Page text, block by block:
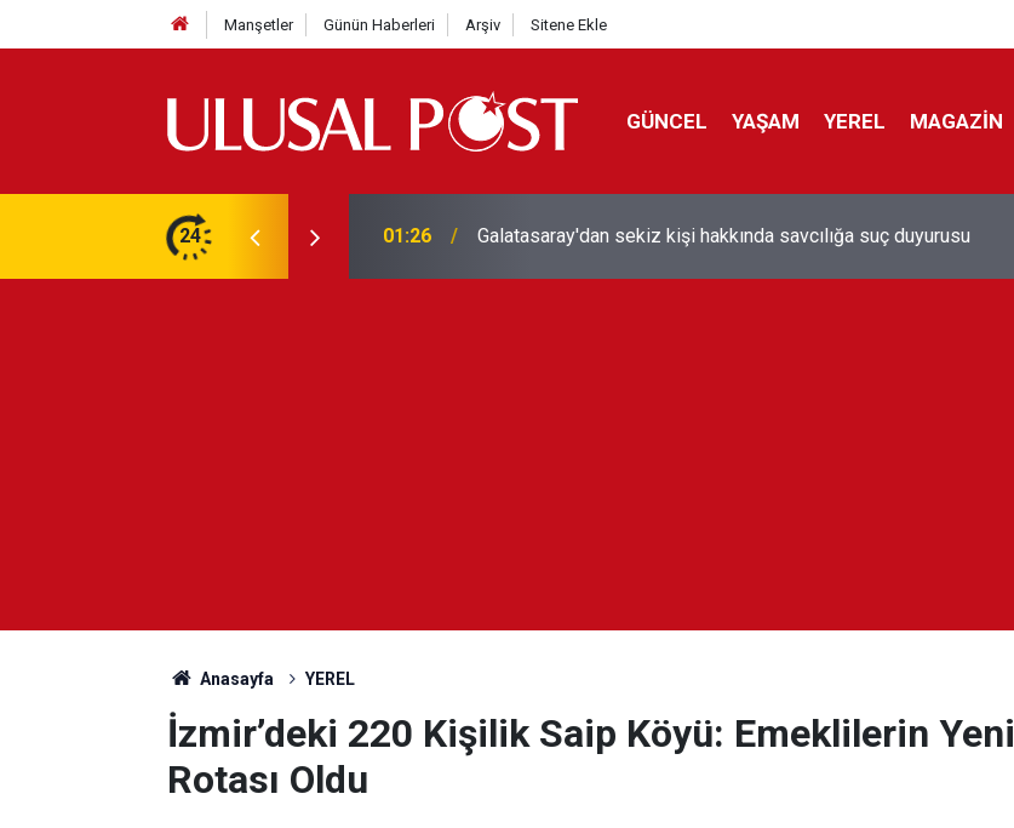
Manşetler Günün Haberleri Arşiv Sitene Ekle
GÜNCEL YAŞAM YEREL MAGAZİN
24
en yüksek seviyesine çıktı 01:26 Galatasaray'dan sekiz kişi hakkında savcılığa suç duyurusu
Anasayfa YEREL
İzmir’deki 220 Kişilik Saip Köyü: Emeklilerin Yeni
Rotası Oldu